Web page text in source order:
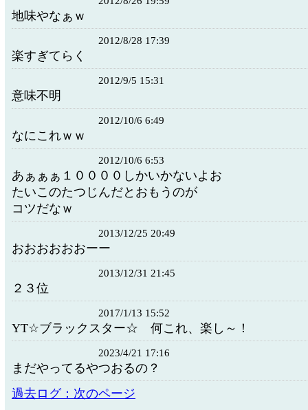
地味やなぁｗ
2012/8/28 17:39
楽すぎてらく
2012/9/5 15:31
意味不明
2012/10/6 6:49
なにこれｗｗ
2012/10/6 6:53
あぁぁぁ１００００しかいかないよお
たいこのたつじんだとおもうのが
コツだなｗ
2013/12/25 20:49
おおおおおおーー
2013/12/31 21:45
２３位
2017/1/13 15:52
YT☆ブラックスター☆ 何これ、楽し～！
2023/4/21 17:16
まだやってるやつおるの？
過去ログ：次のページ